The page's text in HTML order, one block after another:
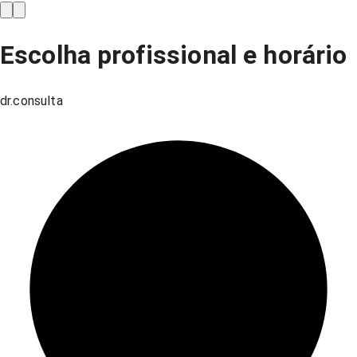
Escolha profissional e horário
dr.consulta